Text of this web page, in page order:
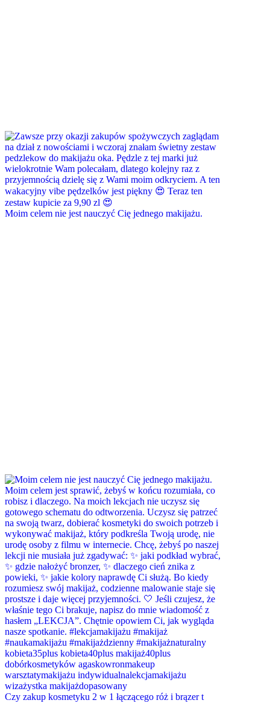
Moim celem nie jest nauczyć Cię jednego makijażu.
Czy zakup kosmetyku 2 w 1 łączącego róż i brązer t